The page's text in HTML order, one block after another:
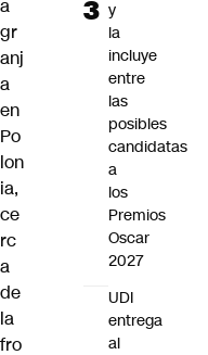
a
gr
anj
a
en
Po
lon
ia,
ce
rc
a
de
la
fro
y
la
incluye
entre
las
posibles
candidatas
a
los
Premios
Oscar
2027
UDI
entrega
al